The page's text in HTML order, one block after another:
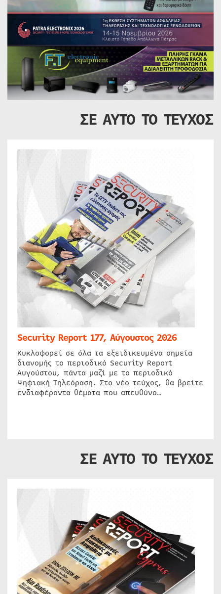
ΣΕ ΑΥΤΟ ΤΟ ΤΕΥΧΟΣ
Security Report 177, Αύγουστος 2026
Κυκλοφορεί σε όλα τα εξειδικευμένα σημεία
διανομής το περιοδικό Security Report
Αυγούστου, πάντα μαζί με το περιοδικό
Ψηφιακή Τηλεόραση. Στο νέο τεύχος, θα βρείτε
ενδιαφέροντα θέματα που απευθύνο…
ΣΕ ΑΥΤΟ ΤΟ ΤΕΥΧΟΣ